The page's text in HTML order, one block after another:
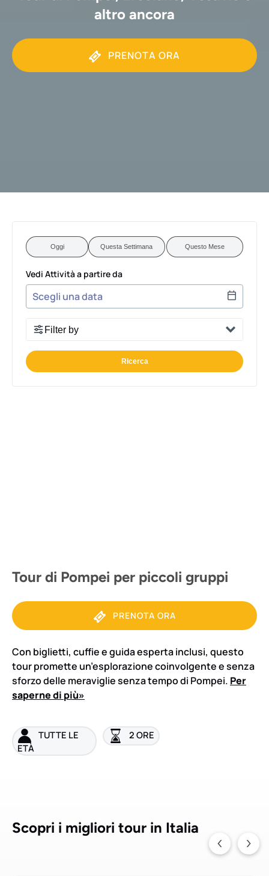
altro ancora
PRENOTA ORA
Vedi Attività a partire da
Use arrow keys to navigate dates when calendar is
Date format: MM/DD/YYYY
Filter by
Tour di Pompei per piccoli gruppi
PRENOTA ORA
Con biglietti, cuffie e guida esperta inclusi, questo
tour promette un’esplorazione coinvolgente e senza
sforzo delle meraviglie senza tempo di Pompei. Per
saperne di più»
TUTTE LE
ETÀ
2 ORE
Scopri i migliori tour in Italia